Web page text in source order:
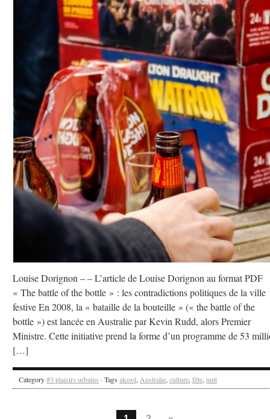
Louise Dorignon – – L’article de Louise Dorignon au format PDF
« The battle of the bottle » : les contradictions politiques de la ville
festive En 2008, la « bataille de la bouteille » (« the battle of the
bottle ») est lancée en Australie par Kevin Rudd, alors Premier
Ministre. Cette initiative prend la forme d’un programme de 53
[…]
Category#3 plaisirs urbains · Tags alcool, Australie, culture, fête, nuit